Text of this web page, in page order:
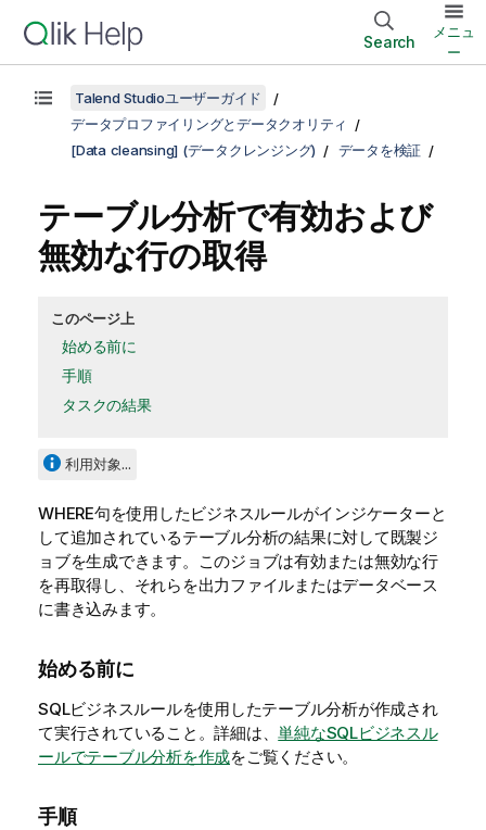
Search
メニュ
ー
Talend Studioユーザーガイド
データプロファイリングとデータクオリティ
[Data cleansing] (データクレンジング)
データを検証
テーブル分析で有効および
無効な行の取得
このページ上
始める前に
手順
タスクの結果
利用対象...
WHERE句を使用したビジネスルールがインジケーターと
して追加されているテーブル分析の結果に対して既製ジ
ョブを生成できます。このジョブは有効または無効な行
を再取得し、それらを出力ファイルまたはデータベース
に書き込みます。
始める前に
SQLビジネスルールを使用したテーブル分析が作成され
て実行されていること。詳細は、単純なSQLビジネスル
ールでテーブル分析を作成をご覧ください。
手順